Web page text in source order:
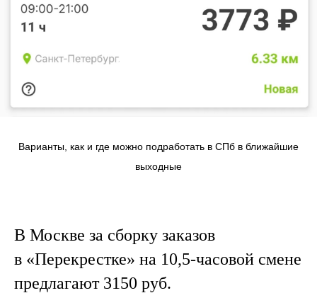
Варианты, как и где можно подработать в СПб в ближайшие
выходные
В Москве за сборку заказов
в «Перекрестке» на 10,5-часовой смене
предлагают 3150 руб.